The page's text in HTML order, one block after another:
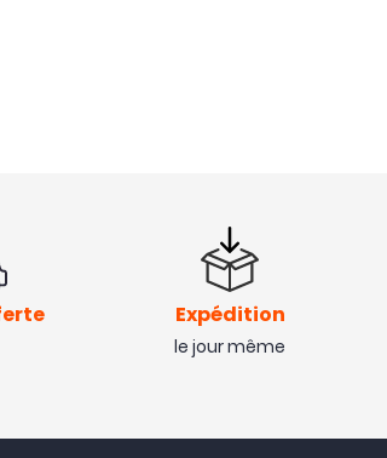
Expédition
le jour même